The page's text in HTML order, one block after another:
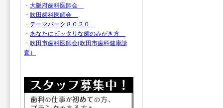
・ 大阪府歯科医師会
・ 吹田歯科医師会
・ テーマパーク８０２０
・ あなたにピッタリな歯のみがき方
・ 吹田市歯科医師会(吹田市歯科健康診
査）